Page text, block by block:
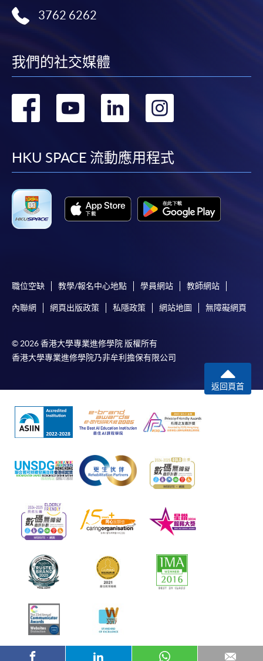
3762 6262
我們的社交媒體
轉
facebook
轉
youtube
轉
linkedin
轉
HKU SPACE 流動應用程式
職位空缺 教學/報名中心地點 學員網站 教師網站
內聯網 網頁出版政策 私隱政策 網站地圖 無障礙網頁
© 2026 香港大學專業進修學院 版權所有
香港大學專業進修學院乃非牟利擔保有限公司
返回頁首